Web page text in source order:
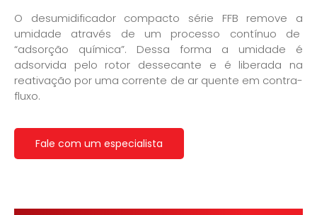
O desumidificador compacto série FFB remove a
umidade através de um processo contínuo de
“adsorção química”. Dessa forma a umidade é
adsorvida pelo rotor dessecante e é liberada na
reativação por uma corrente de ar quente em contra-
fluxo.
Fale com um especialista